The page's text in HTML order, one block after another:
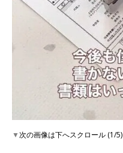
▼次の画像は下へスクロール (1/5)